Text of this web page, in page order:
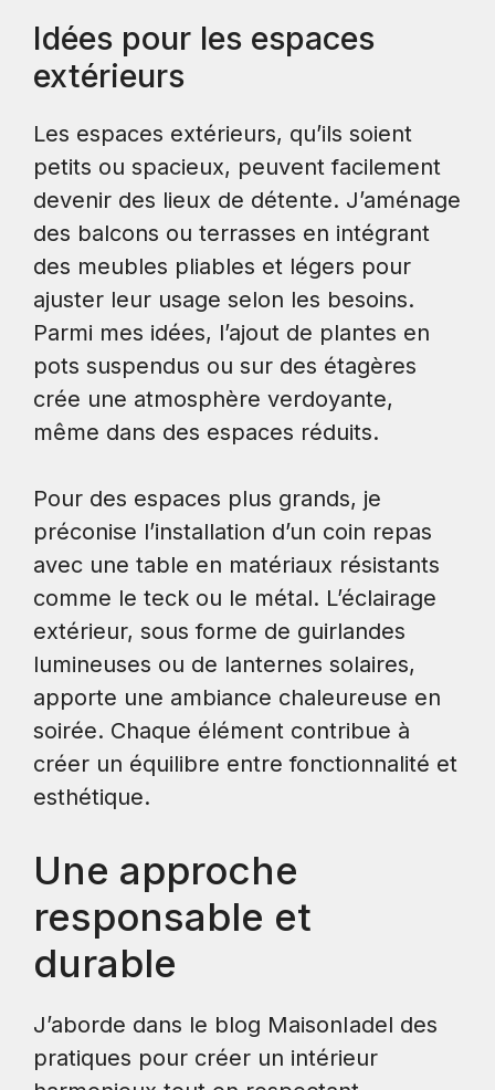
Idées pour les espaces
extérieurs
Les espaces extérieurs, qu’ils soient
petits ou spacieux, peuvent facilement
devenir des lieux de détente. J’aménage
des balcons ou terrasses en intégrant
des meubles pliables et légers pour
ajuster leur usage selon les besoins.
Parmi mes idées, l’ajout de plantes en
pots suspendus ou sur des étagères
crée une atmosphère verdoyante,
même dans des espaces réduits.
Pour des espaces plus grands, je
préconise l’installation d’un coin repas
avec une table en matériaux résistants
comme le teck ou le métal. L’éclairage
extérieur, sous forme de guirlandes
lumineuses ou de lanternes solaires,
apporte une ambiance chaleureuse en
soirée. Chaque élément contribue à
créer un équilibre entre fonctionnalité et
esthétique.
Une approche
responsable et
durable
J’aborde dans le blog MaisonIadel des
pratiques pour créer un intérieur